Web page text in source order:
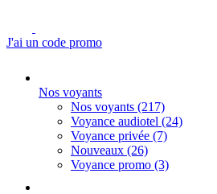
J'ai un code promo
Nos voyants
Nos voyants (217)
Voyance audiotel (24)
Voyance privée (7)
Nouveaux (26)
Voyance promo (3)